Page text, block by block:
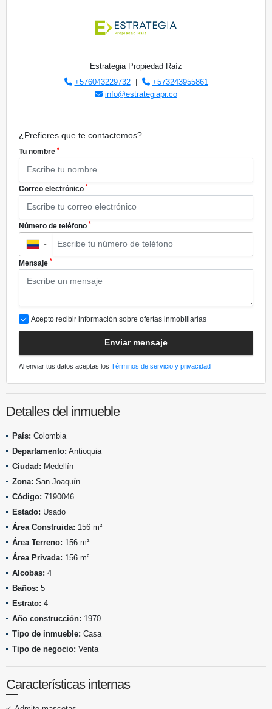
Estrategia Propiedad Raíz
+576043229732|
+573243955861
info@estrategiapr.co
¿Prefieres que te contactemos?
Tu nombre *
Correo electrónico *
Número de teléfono *
▼
Mensaje *
Acepto recibir información sobre ofertas inmobiliarias
Enviar mensaje
Al enviar tus datos aceptas los Términos de servicio y privacidad
Detalles del inmueble
País: Colombia
Departamento: Antioquia
Ciudad: Medellín
Zona: San Joaquín
Código: 7190046
Estado: Usado
Área Construida: 156 m²
Área Terreno: 156 m²
Área Privada: 156 m²
Alcobas: 4
Baños: 5
Estrato: 4
Año construcción: 1970
Tipo de inmueble: Casa
Tipo de negocio: Venta
Características internas